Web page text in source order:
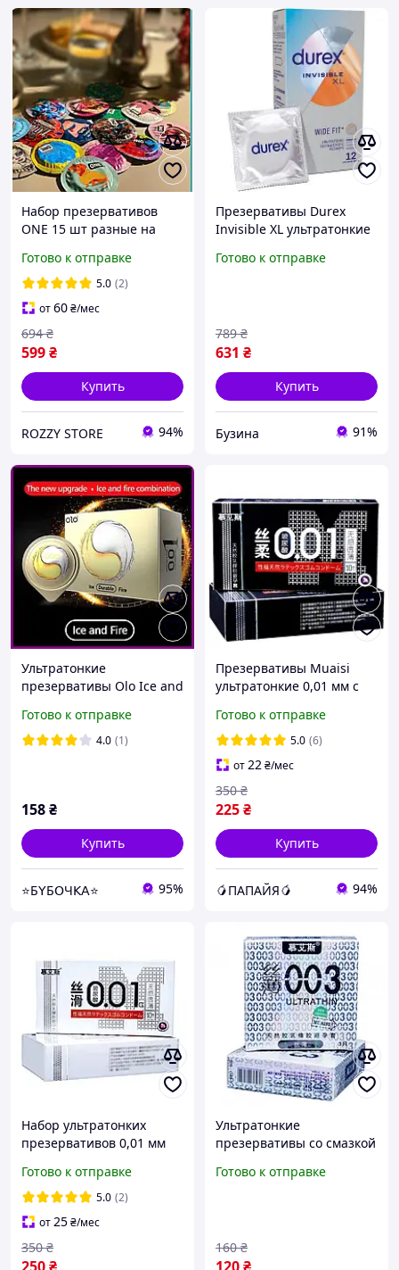
Набор презервативов
ONE 15 шт разные на
ребристые ультратонкие
необычные кондомсы
подарок
Готово к отправке
5.0 (2)
от60₴/мес
599₴
694 ₴
Купить
ROZZY STORE 94%
Презервативы Durex
Invisible XL ультратонкие
шире 12 шт.
Готово к отправке
631 ₴
789 ₴
Купить
Бузина 91%
Ультратонкие
презервативы Olo Ice and
охлаждающие
разогревающие для
Готово к отправке
4.0 (1)
158₴
Купить
⭐Б𝖸Б𝖮Ч𝖪𝖠⭐ 95%
Презервативы Muaisi
ультратонкие 0,01 мм с
Black Черные 10 шт Talla
Готово к отправке
5.0 (6)
от22₴/мес
225₴
350 ₴
Купить
🥭ПАПАЙЯ🥭 94%
Набор ультратонких
презервативов 0,01 мм
Готово к отправке
5.0 (2)
от25₴/мес
350 ₴
Ультратонкие
презервативы со смазкой
Muaisi Ultrathin Silver 0,03
Готово к отправке
160 ₴